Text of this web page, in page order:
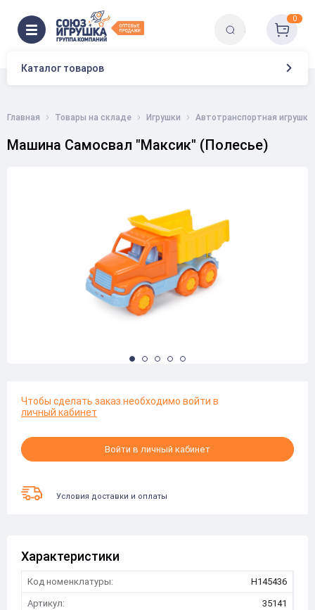
Каталог товаров
0
Главная Товары на складе Игрушки Автотранспортная игрушка
Машина Самосвал "Максик" (Полесье)
Чтобы сделать заказ необходимо войти в
личный кабинет
Войти в личный кабинет
Условия доставки и оплаты
Характеристики
Код номенклатуры:
Н145436
Артикул:
35141